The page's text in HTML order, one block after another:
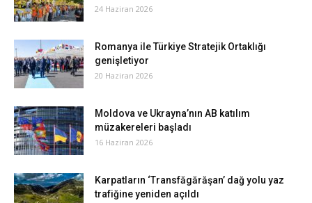
24 Haziran 2026
Romanya ile Türkiye Stratejik Ortaklığı
genişletiyor
20 Haziran 2026
Moldova ve Ukrayna’nın AB katılım
müzakereleri başladı
16 Haziran 2026
Karpatların ‘Transfăgărăşan’ dağ yolu yaz
trafiğine yeniden açıldı